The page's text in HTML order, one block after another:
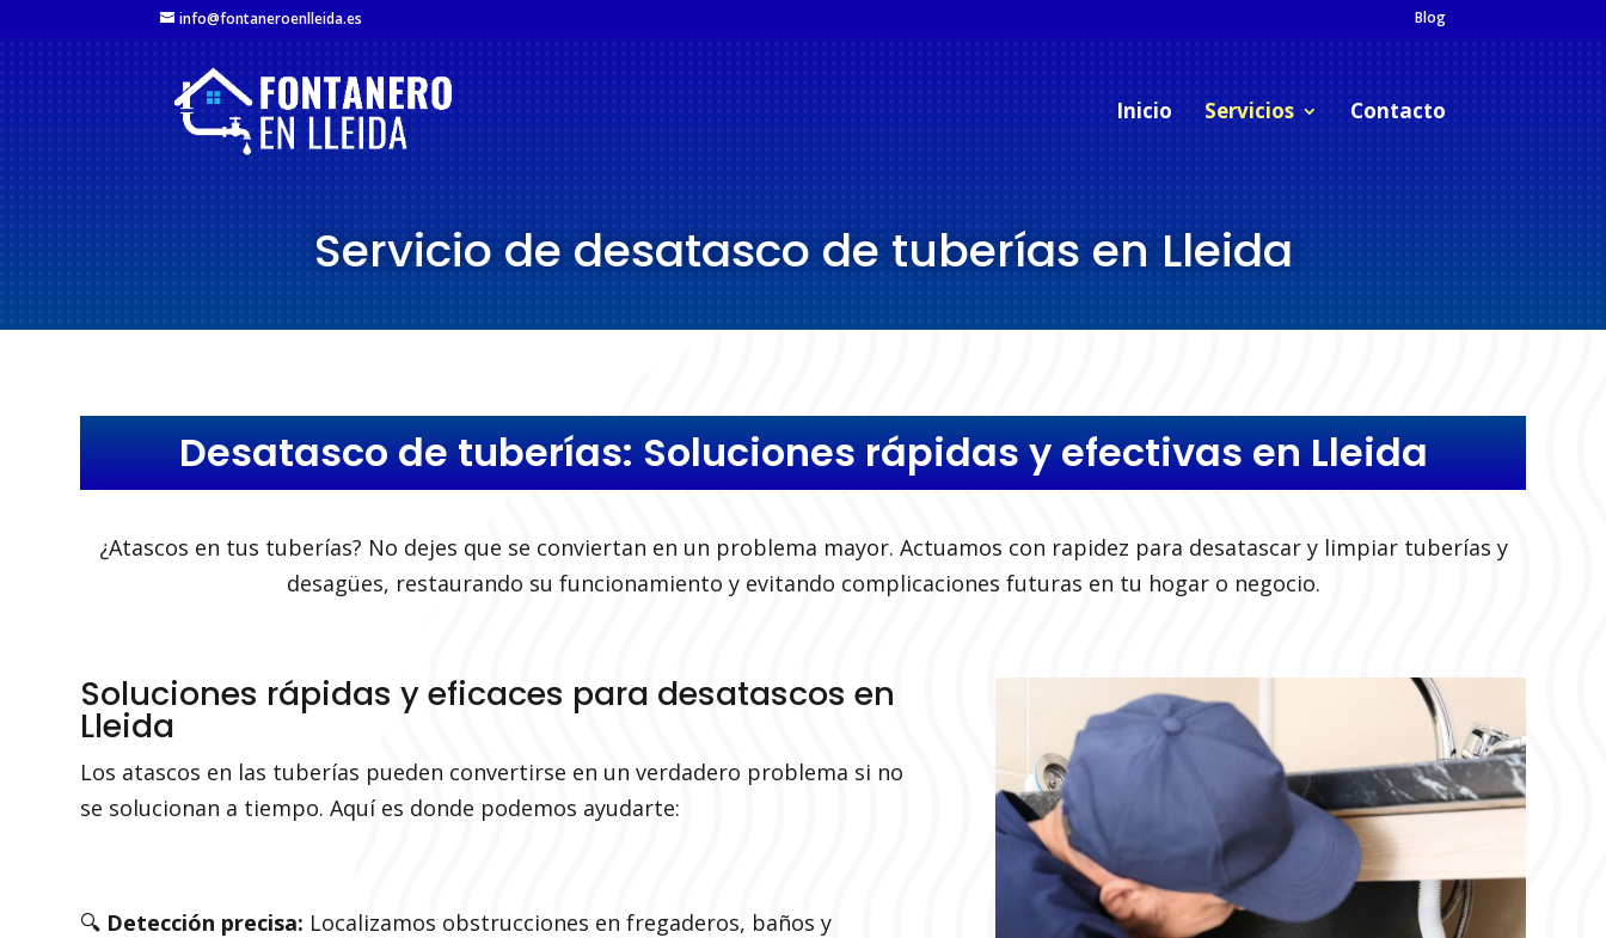
info@fontaneroenlleida.es Blog
Inicio Servicios Contacto
Servicio de desatasco de tuberías en Lleida
Desatasco de tuberías: Soluciones rápidas y efectivas en Lleida
¿Atascos en tus tuberías? No dejes que se conviertan en un problema mayor. Actuamos con rapidez para desatascar y limpiar tuberías y
desagües, restaurando su funcionamiento y evitando complicaciones futuras en tu hogar o negocio.
Soluciones rápidas y eficaces para desatascos en
Lleida
Los atascos en las tuberías pueden convertirse en un verdadero problema si no
se solucionan a tiempo. Aquí es donde podemos ayudarte:
🔍 Detección precisa: Localizamos obstrucciones en fregaderos, baños y